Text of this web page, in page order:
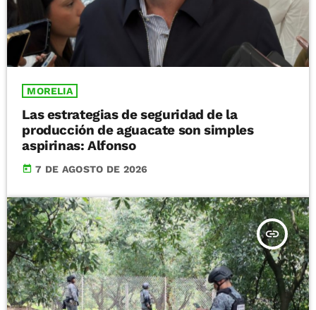
MORELIA
Las estrategias de seguridad de la
producción de aguacate son simples
aspirinas: Alfonso
today 7 DE AGOSTO DE 2026
insert_link